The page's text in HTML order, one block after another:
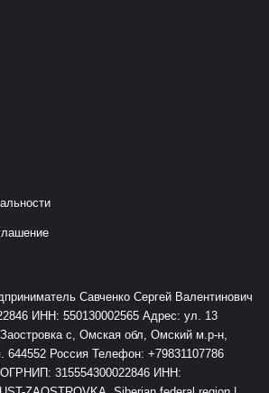
Савченко Сергей Валентинович
ИНН: 550130002565 Адрес: ул. 13
с, Омская обл, Омский м.р-н,
644552 Россия Телефон: +79831107786
315554300022846 ИНН: